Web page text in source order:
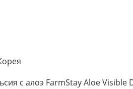
с алоэ FarmStay Aloe Visible